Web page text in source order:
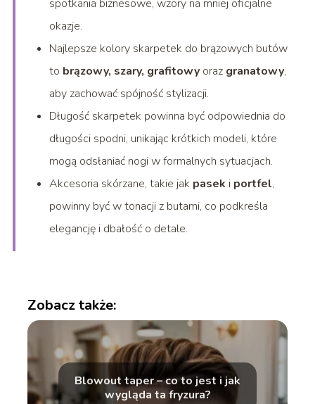
spotkania biznesowe, wzory na mniej oficjalne
okazje.
Najlepsze kolory skarpetek do brązowych butów
to brązowy, szary, grafitowyoraz granatowy,
aby zachować spójność stylizacji.
Długość skarpetek powinna być odpowiednia do
długości spodni, unikając krótkich modeli, które
mogą odsłaniać nogi w formalnych sytuacjach.
Akcesoria skórzane, takie jak pasek i portfel,
powinny być w tonacji z butami, co podkreśla
elegancję i dbałość o detale.
Zobacz także:
Blowout taper – co to jest i jak
wygląda ta fryzura?